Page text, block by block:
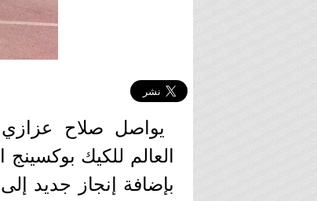
يواصل صلاح عزازي
العالم للكيك
بإضافة إنجاز جديد